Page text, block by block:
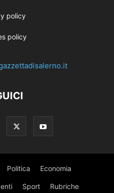
policy
policy
Politica Economia
Sport Rubriche